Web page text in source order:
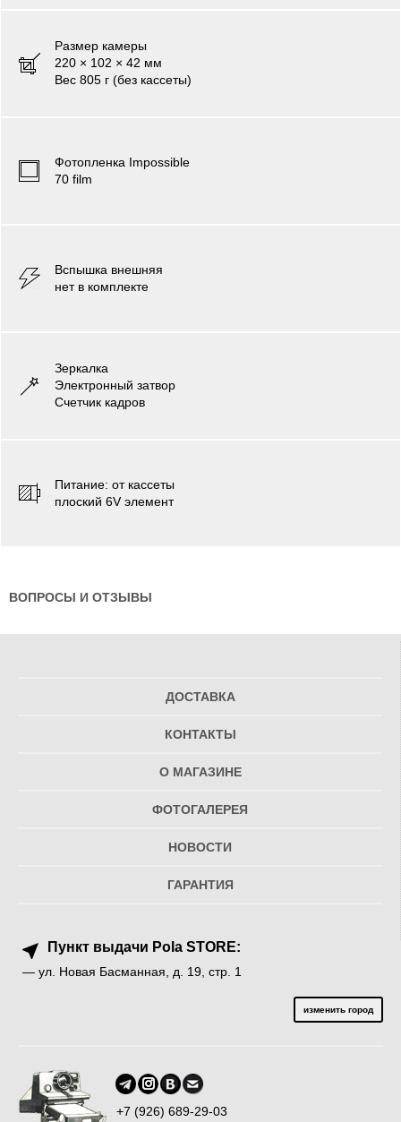
Размер камеры
220 × 102 × 42 мм
Вес 805 г (без кассеты)
Фотопленка Impossible
70 film
Вспышка внешняя
нет в комплекте
Зеркалка
Электронный затвор
Cчетчик кадров
Питаниe: от кассеты
плоский 6V элемент
ВОПРОСЫ И ОТЗЫВЫ
ДОСТАВКА
КОНТАКТЫ
О МАГАЗИНЕ
ФОТОГАЛЕРЕЯ
НОВОСТИ
ГАРАНТИЯ
Пункт выдачи Pola STORE:
— ул. Новая Басманная, д. 19, стр. 1
изменить город
+7 (926) 689-29-03